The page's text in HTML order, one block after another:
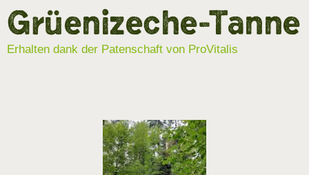
Grüenizeche-Tanne
Erhalten dank der Patenschaft von ProVitalis